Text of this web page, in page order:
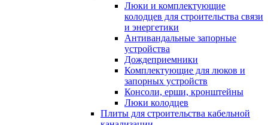
Люки и комплектующие
колодцев для строительства связи
и энергетики
Антивандальные запорные
устройства
Дождеприемники
Комплектующие для люков и
запорных устройств
Консоли, ерши, кронштейны
Люки колодцев
Плиты для строительства кабельной